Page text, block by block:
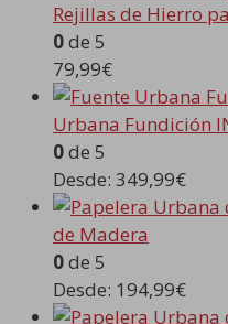
Rejillas de Hierro
0de 5
79,99€
Urbana Fundición
0de 5
Desde: 349,99€
de Madera
0de 5
Desde: 194,99€